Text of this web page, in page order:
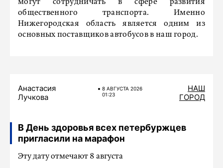
могут сотрудничать в сфере развития
общественного транспорта. Именно
Нижегородская область является одним из
основных поставщиков автобусов в наш город.
Анастасия
Лучкова
8 АВГУСТА 2026
01:23
НАШ
ГОРОД
В День здоровья всех петербуржцев
пригласили на марафон
Эту дату отмечают 8 августа